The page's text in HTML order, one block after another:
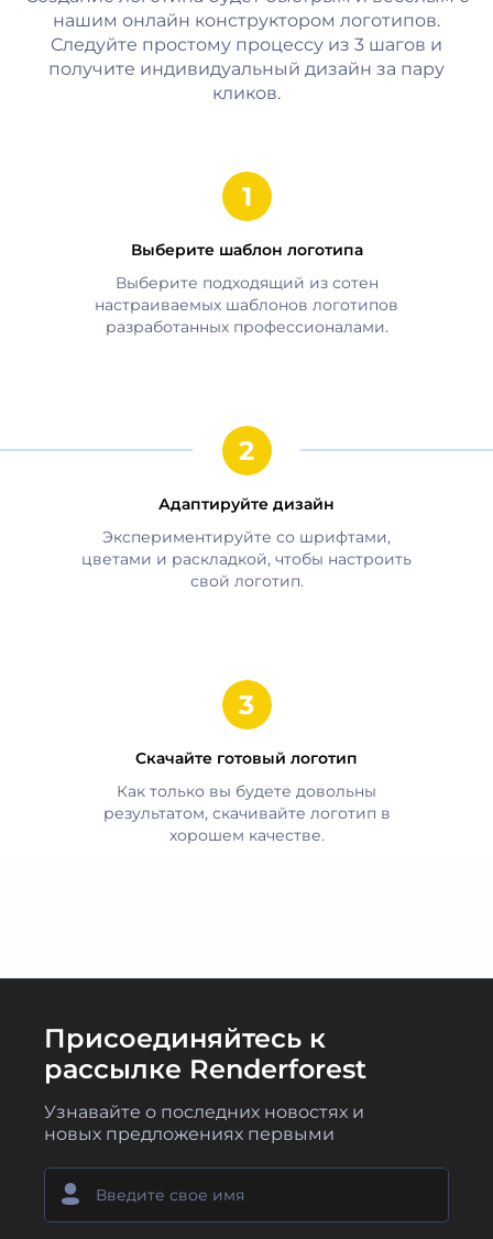
нашим онлайн конструктором логотипов.
Следуйте простому процессу из 3 шагов и
получите индивидуальный дизайн за пару
кликов.
Выберите шаблон логотипа
Выберите подходящий из сотен
настраиваемых шаблонов логотипов
разработанных профессионалами.
Адаптируйте дизайн
Экспериментируйте со шрифтами,
цветами и раскладкой, чтобы настроить
свой логотип.
Скачайте готовый логотип
Как только вы будете довольны
результатом, скачивайте логотип в
хорошем качестве.
Присоединяйтесь к
рассылке Renderforest
Узнавайте о последних новостях и
новых предложениях первыми